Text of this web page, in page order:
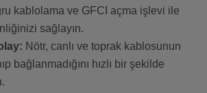
kablolama ve GFCI açma işlevi ile
sağlayın.
Nötr, canlı ve toprak kablosunun
bağlanmadığını hızlı bir şekilde